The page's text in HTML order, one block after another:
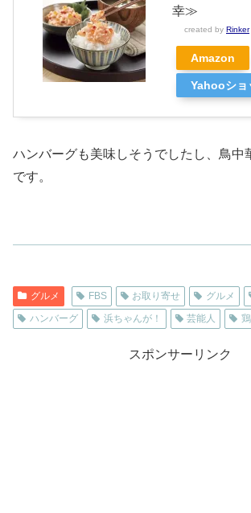
幸≫
created by Rinker
Amazon
Yahooショ
ハンバーグも美味しそうでしたし、鳥中
です。
グルメ FBS お取り寄せ グルメ
ハンバーグ
浜ちゃんが！ 芸能人
スポンサーリンク